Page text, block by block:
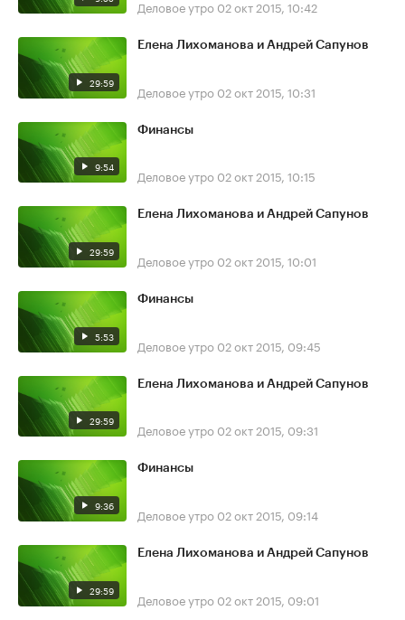
Деловое утро 02 окт 2015, 10:42
29:59
Елена Лихоманова и Андрей Сапунов
Деловое утро 02 окт 2015, 10:31
9:54
Финансы
Деловое утро 02 окт 2015, 10:15
29:59
Елена Лихоманова и Андрей Сапунов
Деловое утро 02 окт 2015, 10:01
5:53
Финансы
Деловое утро 02 окт 2015, 09:45
29:59
Елена Лихоманова и Андрей Сапунов
Деловое утро 02 окт 2015, 09:31
9:36
Финансы
Деловое утро 02 окт 2015, 09:14
29:59
Елена Лихоманова и Андрей Сапунов
Деловое утро 02 окт 2015, 09:01